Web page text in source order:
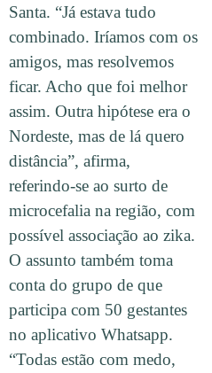
Santa. “Já estava tudo
combinado. Iríamos com os
amigos, mas resolvemos
ficar. Acho que foi melhor
assim. Outra hipótese era o
Nordeste, mas de lá quero
distância”, afirma,
referindo-se ao surto de
microcefalia na região, com
possível associação ao zika.
O assunto também toma
conta do grupo de que
participa com 50 gestantes
no aplicativo Whatsapp.
“Todas estão com medo,